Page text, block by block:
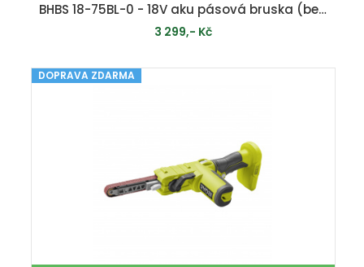
BHBS 18-75BL-0 - 18V aku pásová bruska (bez baterie a nabíječky)
3 299,- Kč
DOPRAVA ZDARMA